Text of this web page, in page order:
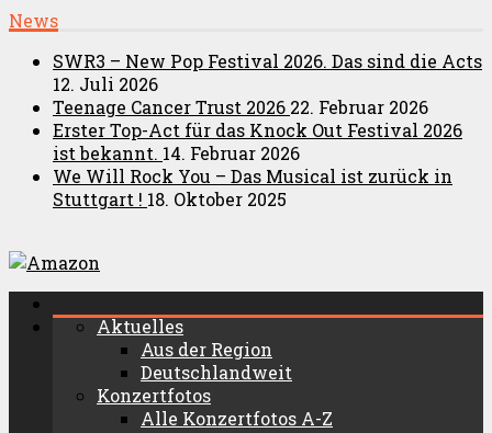
News
SWR3 – New Pop Festival 2026. Das sind die Acts
12. Juli 2026
Teenage Cancer Trust 2026 22. Februar 2026
Erster Top-Act für das Knock Out Festival 2026
ist bekannt. 14. Februar 2026
We Will Rock You – Das Musical ist zurück in
Stuttgart ! 18. Oktober 2025
Aktuelles
Aus der Region
Deutschlandweit
Konzertfotos
Alle Konzertfotos A-Z